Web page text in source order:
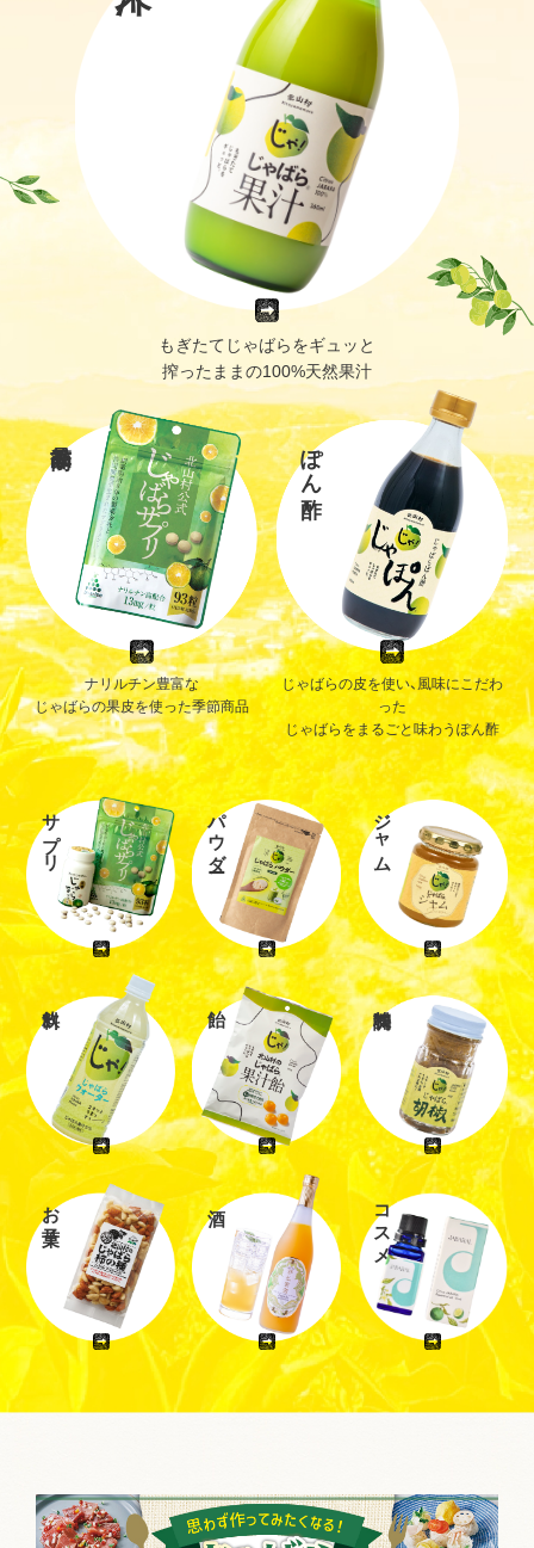
もぎたてじゃばらをギュッと
搾ったままの100%天然果汁
ナリルチン豊富な
じゃばらの果皮を使った季節商品
ぽん酢
じゃばらの皮を使い、風味にこだわ
った
じゃばらをまるごと味わうぽん酢
サプリ パウダー ジャム
お菓子 コスメ